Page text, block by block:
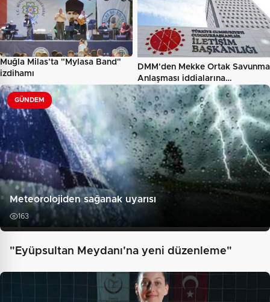
Muğla Milas'ta "Mylasa Band"
izdihamı
DMM'den Mekke Ortak Savunma
Anlaşması iddialarına…
GÜNDEM
Meteorolojiden sağanak uyarısı
163
"Eyüpsultan Meydanı'na yeni düzenleme"